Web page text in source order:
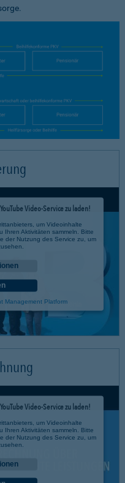
Video-Service zu laden!
um Videoinhalte
Ihren Aktivitäten sammeln. Bitte
der Nutzung des Service zu, um
Management Platform
Video-Service zu laden!
um Videoinhalte
Ihren Aktivitäten sammeln. Bitte
der Nutzung des Service zu, um